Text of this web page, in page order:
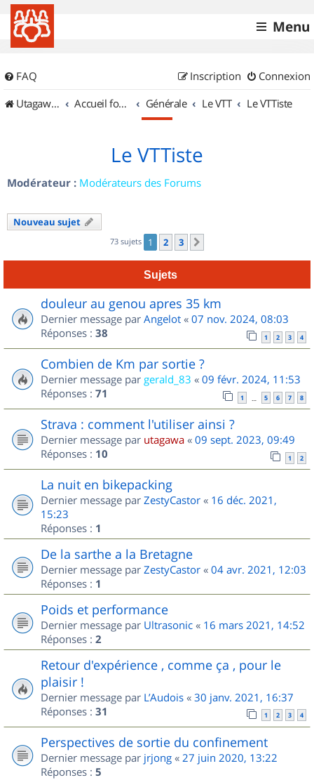
Menu
FAQ Connexion
Inscription
UtagawaVTT (Randos VTT et VTTAE avec traces GPS)
Accueil forum Générale Le VTT Le VTTiste
Le VTTiste
Modérateur : Modérateurs des Forums
Nouveau sujet
73 sujets 1 2 3
Sujets
douleur au genou apres 35 km
Dernier message par Angelot « 07 nov. 2024, 08:03
Réponses : 38 1 2 3 4
Combien de Km par sortie ?
Dernier message par gerald_83 « 09 févr. 2024, 11:53
Réponses : 71 1 … 5 6 7 8
Strava : comment l'utiliser ainsi ?
Dernier message par utagawa « 09 sept. 2023, 09:49
Réponses : 10 1 2
La nuit en bikepacking
Dernier message par ZestyCastor « 16 déc. 2021,
15:23
Réponses : 1
De la sarthe a la Bretagne
Dernier message par ZestyCastor « 04 avr. 2021, 12:03
Réponses : 1
Poids et performance
Dernier message par Ultrasonic « 16 mars 2021, 14:52
Réponses : 2
Retour d'expérience , comme ça , pour le
plaisir !
Dernier message par L’Audois « 30 janv. 2021, 16:37
Réponses : 31 1 2 3 4
Perspectives de sortie du confinement
Dernier message par jrjong « 27 juin 2020, 13:22
Réponses : 5